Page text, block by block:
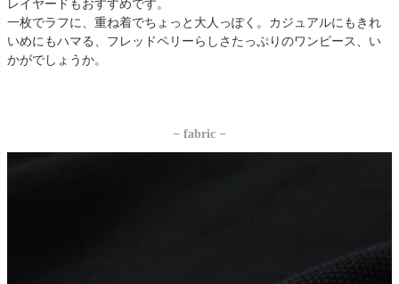
レイヤードもおすすめです。
一枚でラフに、重ね着でちょっと大人っぽく。カジュアルにもきれ
いめにもハマる、フレッドペリーらしさたっぷりのワンピース、い
かがでしょうか。
− fabric −